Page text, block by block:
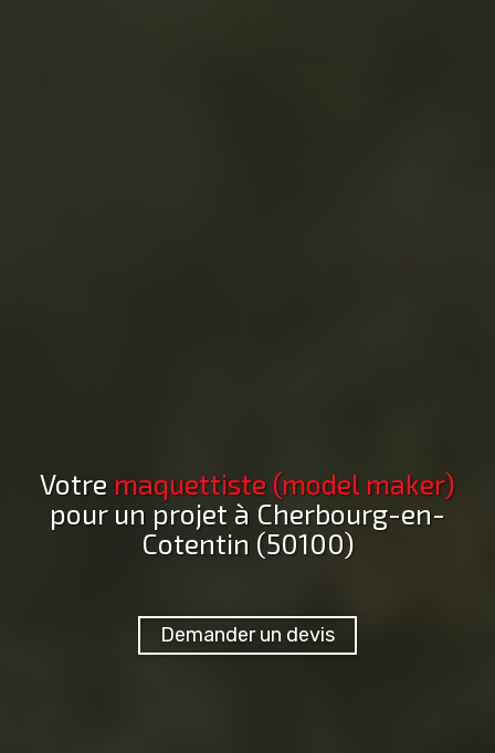
Votre maquettiste (model maker)
pour un projet à Cherbourg-en-
Cotentin (50100)
Demander un devis